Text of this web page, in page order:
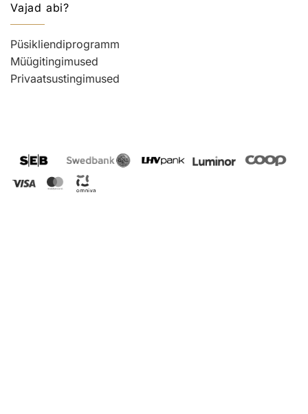
Vajad abi?
Püsikliendiprogramm
Müügitingimused
Privaatsustingimused